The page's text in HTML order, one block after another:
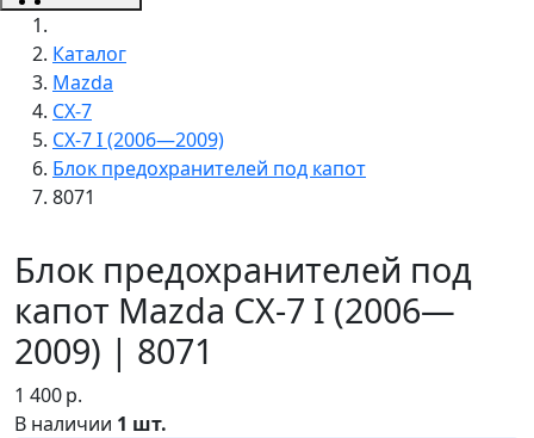
Каталог
Mazda
CX-7
CX-7 I (2006—2009)
Блок предохранителей под капот
8071
Блок предохранителей под
капот Mazda CX-7 I (2006—
2009) | 8071
1 400р.
В наличии 1 шт.